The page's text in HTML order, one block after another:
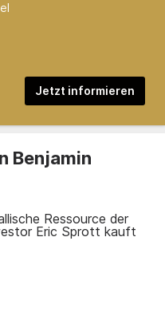
Jetzt informieren
Benjamin